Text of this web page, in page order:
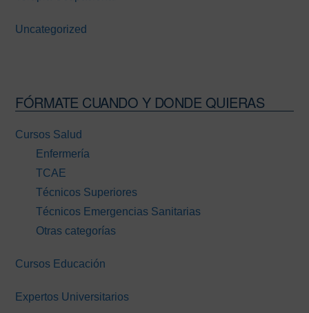
Uncategorized
FÓRMATE CUANDO Y DONDE QUIERAS
Cursos Salud
Enfermería
TCAE
Técnicos Superiores
Técnicos Emergencias Sanitarias
Otras categorías
Cursos Educación
Expertos Universitarios